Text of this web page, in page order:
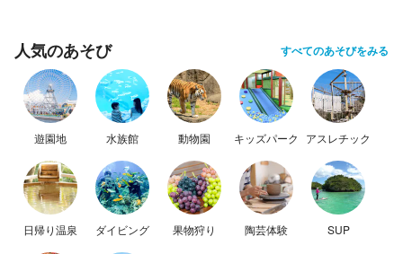
人気のあそび すべてのあそびをみる
遊園地 水族館 動物園 キッズパーク アスレチック
日帰り温泉 ダイビング 果物狩り 陶芸体験 SUP